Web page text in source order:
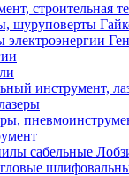
строительная